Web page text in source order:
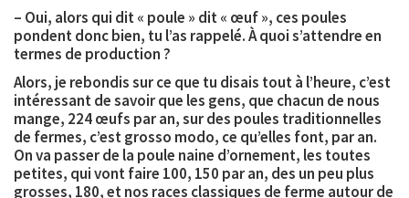
– Oui, alors qui dit « poule » dit « œuf », ces poules
pondent donc bien, tu l’as rappelé. À quoi s’attendre en
termes de production ?
Alors, je rebondis sur ce que tu disais tout à l’heure, c’est
intéressant de savoir que les gens, que chacun de nous
mange, 224 œufs par an, sur des poules traditionnelles
de fermes, c’est grosso modo, ce qu’elles font, par an.
On va passer de la poule naine d’ornement, les toutes
petites, qui vont faire 100, 150 par an, des un peu plus
grosses, 180, et nos races classiques de ferme autour de